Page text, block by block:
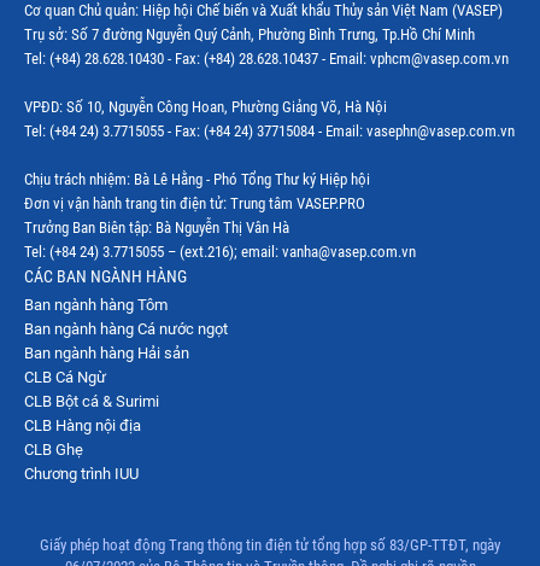
Cơ quan Chủ quản: Hiệp hội Chế biến và Xuất khẩu Thủy sản Việt Nam (VASEP)
Trụ sở: Số 7 đường Nguyễn Quý Cảnh, Phường Bình Trưng, Tp.Hồ Chí Minh
Tel: (+84) 28.628.10430 - Fax: (+84) 28.628.10437 - Email: vphcm@vasep.com.vn
VPĐD: Số 10, Nguyễn Công Hoan, Phường Giảng Võ, Hà Nội
Tel: (+84 24) 3.7715055 - Fax: (+84 24) 37715084 - Email: vasephn@vasep.com.vn
Chịu trách nhiệm: Bà Lê Hằng - Phó Tổng Thư ký Hiệp hội
Đơn vị vận hành trang tin điện tử: Trung tâm VASEP.PRO
Trưởng Ban Biên tập: Bà Nguyễn Thị Vân Hà
Tel: (+84 24) 3.7715055 – (ext.216); email: vanha@vasep.com.vn
CÁC BAN NGÀNH HÀNG
Ban ngành hàng Tôm
Ban ngành hàng Cá nước ngọt
Ban ngành hàng Hải sản
CLB Cá Ngừ
CLB Bột cá & Surimi
CLB Hàng nội địa
CLB Ghẹ
Chương trình IUU
Giấy phép hoạt động Trang thông tin điện tử tổng hợp số 83/GP-TTĐT, ngày